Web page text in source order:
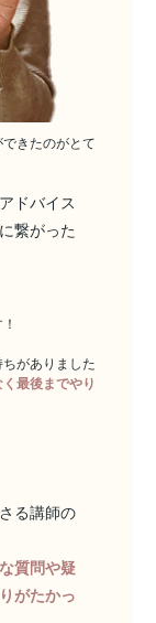
きたのがとて
ドバイス
繋がった
がありました
最後までやり
る講師の
質問や疑
がたかっ